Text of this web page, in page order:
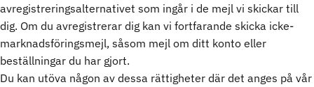
avregistreringsalternativet som ingår i de mejl vi skickar till
dig. Om du avregistrerar dig kan vi fortfarande skicka icke-
marknadsföringsmejl, såsom mejl om ditt konto eller
beställningar du har gjort.
Du kan utöva någon av dessa rättigheter där det anges på vår